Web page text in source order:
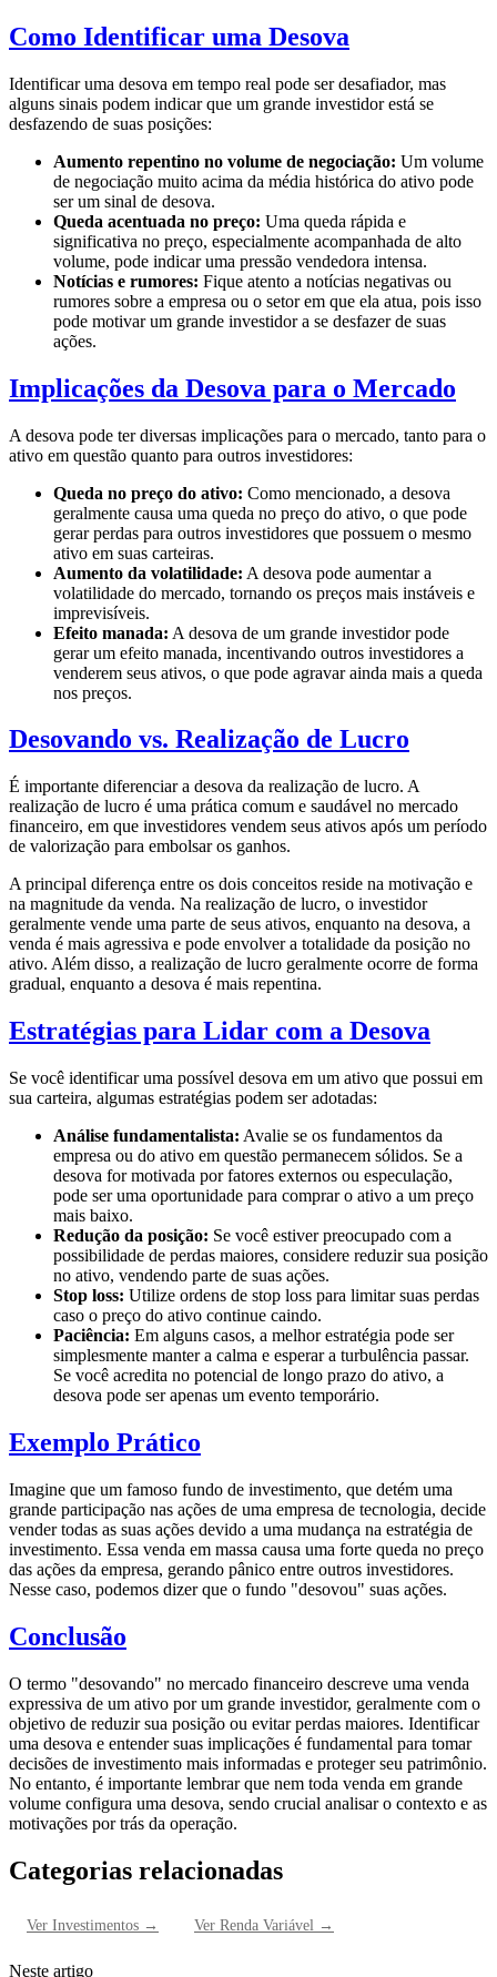
Como Identificar uma Desova
Identificar uma desova em tempo real pode ser desafiador, mas
alguns sinais podem indicar que um grande investidor está se
desfazendo de suas posições:
Aumento repentino no volume de negociação: Um volume
de negociação muito acima da média histórica do ativo pode
ser um sinal de desova.
Queda acentuada no preço: Uma queda rápida e
significativa no preço, especialmente acompanhada de alto
volume, pode indicar uma pressão vendedora intensa.
Notícias e rumores: Fique atento a notícias negativas ou
rumores sobre a empresa ou o setor em que ela atua, pois isso
pode motivar um grande investidor a se desfazer de suas
ações.
Implicações da Desova para o Mercado
A desova pode ter diversas implicações para o mercado, tanto para o
ativo em questão quanto para outros investidores:
Queda no preço do ativo: Como mencionado, a desova
geralmente causa uma queda no preço do ativo, o que pode
gerar perdas para outros investidores que possuem o mesmo
ativo em suas carteiras.
Aumento da volatilidade: A desova pode aumentar a
volatilidade do mercado, tornando os preços mais instáveis e
imprevisíveis.
Efeito manada: A desova de um grande investidor pode
gerar um efeito manada, incentivando outros investidores a
venderem seus ativos, o que pode agravar ainda mais a queda
nos preços.
Desovando vs. Realização de Lucro
É importante diferenciar a desova da realização de lucro. A
realização de lucro é uma prática comum e saudável no mercado
financeiro, em que investidores vendem seus ativos após um período
de valorização para embolsar os ganhos.
A principal diferença entre os dois conceitos reside na motivação e
na magnitude da venda. Na realização de lucro, o investidor
geralmente vende uma parte de seus ativos, enquanto na desova, a
venda é mais agressiva e pode envolver a totalidade da posição no
ativo. Além disso, a realização de lucro geralmente ocorre de forma
gradual, enquanto a desova é mais repentina.
Estratégias para Lidar com a Desova
Se você identificar uma possível desova em um ativo que possui em
sua carteira, algumas estratégias podem ser adotadas:
Análise fundamentalista: Avalie se os fundamentos da
empresa ou do ativo em questão permanecem sólidos. Se a
desova for motivada por fatores externos ou especulação,
pode ser uma oportunidade para comprar o ativo a um preço
mais baixo.
Redução da posição: Se você estiver preocupado com a
possibilidade de perdas maiores, considere reduzir sua posição
no ativo, vendendo parte de suas ações.
Stop loss: Utilize ordens de stop loss para limitar suas perdas
caso o preço do ativo continue caindo.
Paciência: Em alguns casos, a melhor estratégia pode ser
simplesmente manter a calma e esperar a turbulência passar.
Se você acredita no potencial de longo prazo do ativo, a
desova pode ser apenas um evento temporário.
Exemplo Prático
Imagine que um famoso fundo de investimento, que detém uma
grande participação nas ações de uma empresa de tecnologia, decide
vender todas as suas ações devido a uma mudança na estratégia de
investimento. Essa venda em massa causa uma forte queda no preço
das ações da empresa, gerando pânico entre outros investidores.
Nesse caso, podemos dizer que o fundo "desovou" suas ações.
Conclusão
O termo "desovando" no mercado financeiro descreve uma venda
expressiva de um ativo por um grande investidor, geralmente com o
objetivo de reduzir sua posição ou evitar perdas maiores. Identificar
uma desova e entender suas implicações é fundamental para tomar
decisões de investimento mais informadas e proteger seu patrimônio.
No entanto, é importante lembrar que nem toda venda em grande
volume configura uma desova, sendo crucial analisar o contexto e as
motivações por trás da operação.
Categorias relacionadas
Ver Investimentos → Ver Renda Variável →
Neste artigo